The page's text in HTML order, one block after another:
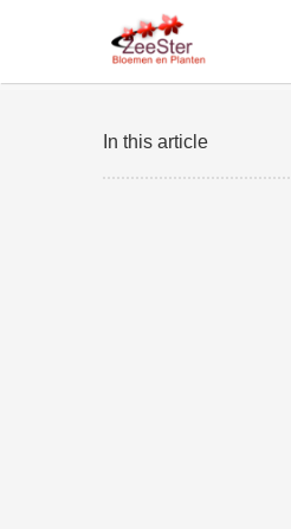
In this article